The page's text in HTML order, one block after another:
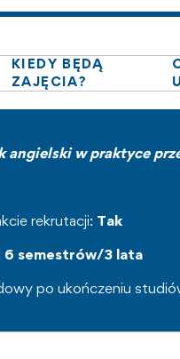
KIEDY BĘDĄ
ZAJĘCIA?
angielski w praktyce
rekrutacji: Tak
6 semestrów/3 lata
po ukończeniu